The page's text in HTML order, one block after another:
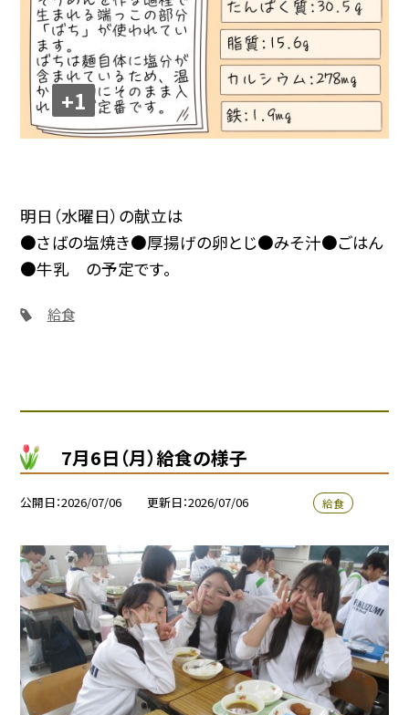
+1
明日（水曜日）の献立は
●さばの塩焼き●厚揚げの卵とじ●みそ汁●ごはん
●牛乳 の予定です。
給食
7月6日（月）給食の様子
公開日 2026/07/06 更新日 2026/07/06 給食